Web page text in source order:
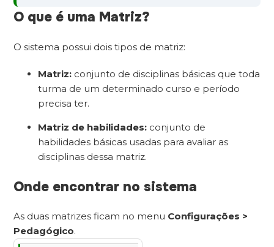
O que é uma Matriz?
O sistema possui dois tipos de matriz:
Matriz: conjunto de disciplinas básicas que toda
turma de um determinado curso e período
precisa ter.
Matriz de habilidades: conjunto de
habilidades básicas usadas para avaliar as
disciplinas dessa matriz.
Onde encontrar no sistema
As duas matrizes ficam no menu Configurações >
Pedagógico.